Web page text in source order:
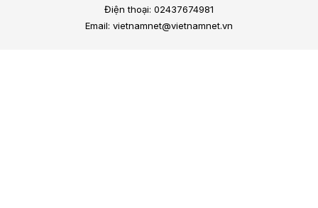
Điện thoại: 02437674981
Email: vietnamnet@vietnamnet.vn